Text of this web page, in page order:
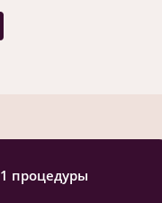
1 процедуры